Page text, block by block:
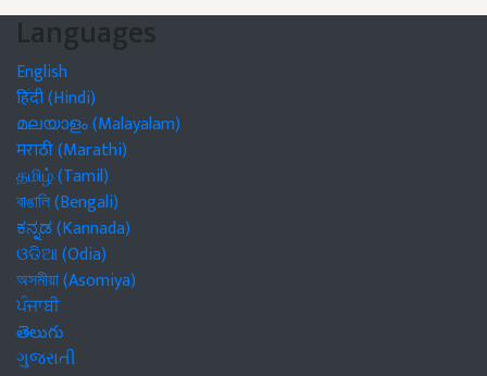
Languages
English
हिंदी (Hindi)
മലയാളം (Malayalam)
मराठी (Marathi)
தமிழ் (Tamil)
বাঙালি (Bengali)
ಕನ್ನಡ (Kannada)
ଓଡିଆ (Odia)
অসমীয়া (Asomiya)
ਪੰਜਾਬੀ
తెలుగు
ગુજરાતી